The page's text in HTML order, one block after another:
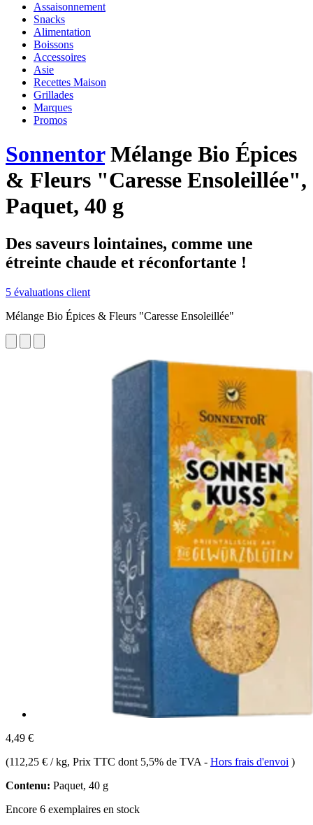
Assaisonnement
Snacks
Alimentation
Boissons
Accessoires
Asie
Recettes Maison
Grillades
Marques
Promos
SonnentorMélange Bio Épices
& Fleurs "Caresse Ensoleillée",
Paquet, 40 g
Des saveurs lointaines, comme une
étreinte chaude et réconfortante !
5 évaluations client
Mélange Bio Épices & Fleurs "Caresse Ensoleillée"
4,49 €
(112,25 € / kg, Prix TTC dont 5,5% de TVA - Hors frais d'envoi )
Contenu: Paquet, 40 g
Encore 6 exemplaires en stock